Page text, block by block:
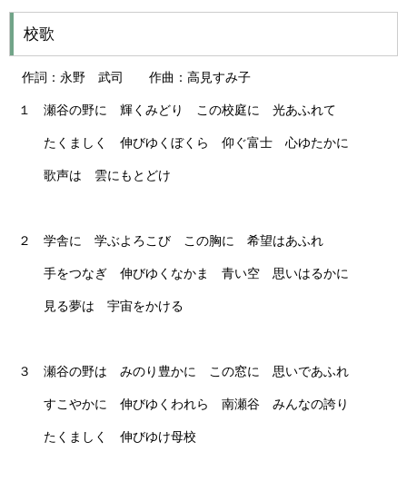
校歌
作詞：永野 武司 作曲：高見すみ子
１ 瀬谷の野に 輝くみどり この校庭に 光あふれて
たくましく 伸びゆくぼくら 仰ぐ富士 心ゆたかに
歌声は 雲にもとどけ
２ 学舎に 学ぶよろこび この胸に 希望はあふれ
手をつなぎ 伸びゆくなかま 青い空 思いはるかに
見る夢は 宇宙をかける
３ 瀬谷の野は みのり豊かに この窓に 思いであふれ
すこやかに 伸びゆくわれら 南瀬谷 みんなの誇り
たくましく 伸びゆけ母校